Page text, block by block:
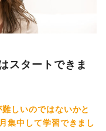
スタートできま
しいのではないかと
集中して学習できまし